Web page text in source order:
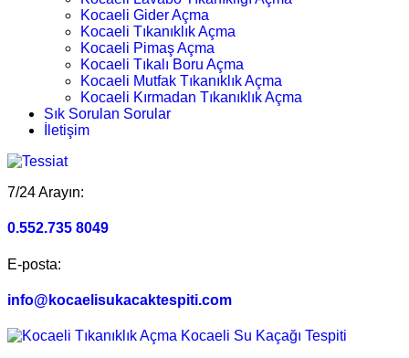
Kocaeli Gider Açma
Kocaeli Tıkanıklık Açma
Kocaeli Pimaş Açma
Kocaeli Tıkalı Boru Açma
Kocaeli Mutfak Tıkanıklık Açma
Kocaeli Kırmadan Tıkanıklık Açma
Sık Sorulan Sorular
İletişim
7/24 Arayın:
0.552.735 8049
E-posta:
info@kocaelisukacaktespiti.com